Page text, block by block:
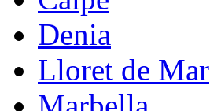
Denia
Lloret de Mar